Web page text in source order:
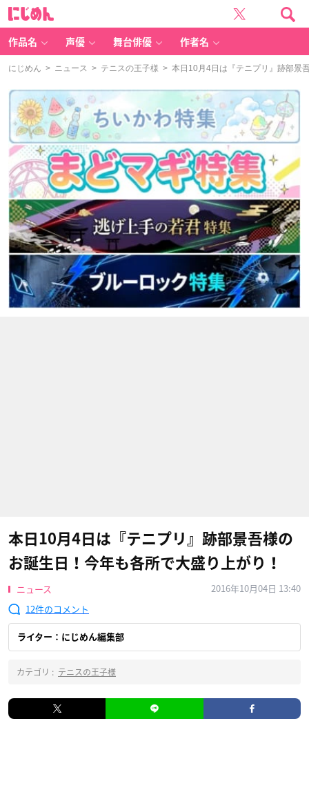
作品名 声優 舞台俳優 作者名
にじめん > ニュース > テニスの王子様 > 本日10月4日は『テニプリ』跡部景
本日10月4日は『テニプリ』跡部景吾様の
お誕生日！今年も各所で大盛り上がり！
ニュース
2016年10月04日 13:40
12
ライター：にじめん編集部
カテゴリ : テニスの王子様